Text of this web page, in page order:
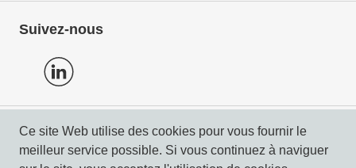
Suivez-nous
Protection des données
Mentions légales & Compliance
Ce site Web utilise des cookies pour vous fournir le
meilleur service possible. Si vous continuez à naviguer